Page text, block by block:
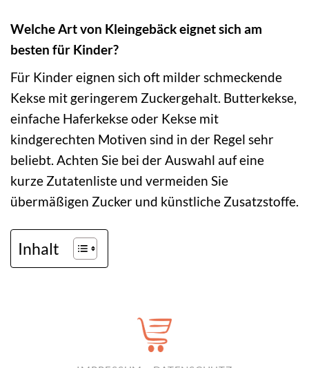
Welche Art von Kleingebäck eignet sich am
besten für Kinder?
Für Kinder eignen sich oft milder schmeckende
Kekse mit geringerem Zuckergehalt. Butterkekse,
einfache Haferkekse oder Kekse mit
kindgerechten Motiven sind in der Regel sehr
beliebt. Achten Sie bei der Auswahl auf eine
kurze Zutatenliste und vermeiden Sie
übermäßigen Zucker und künstliche Zusatzstoffe.
Inhalt